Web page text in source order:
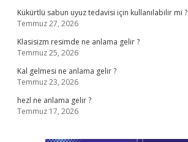
Kükürtlü sabun uyuz tedavisi için kullanılabilir mi ?
Temmuz 27, 2026
Klasisizm resimde ne anlama gelir ?
Temmuz 25, 2026
Kal gelmesi ne anlama gelir ?
Temmuz 23, 2026
hezl ne anlama gelir ?
Temmuz 17, 2026